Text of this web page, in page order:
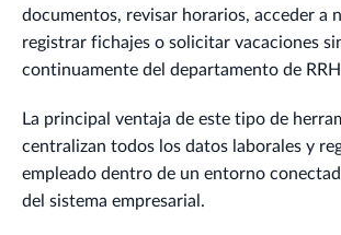
documentos, revisar horarios, acceder a
registrar fichajes o solicitar vacaciones
continuamente del departamento de
La principal ventaja de este tipo de
centralizan todos los datos laborales y
empleado dentro de un entorno
del sistema empresarial.